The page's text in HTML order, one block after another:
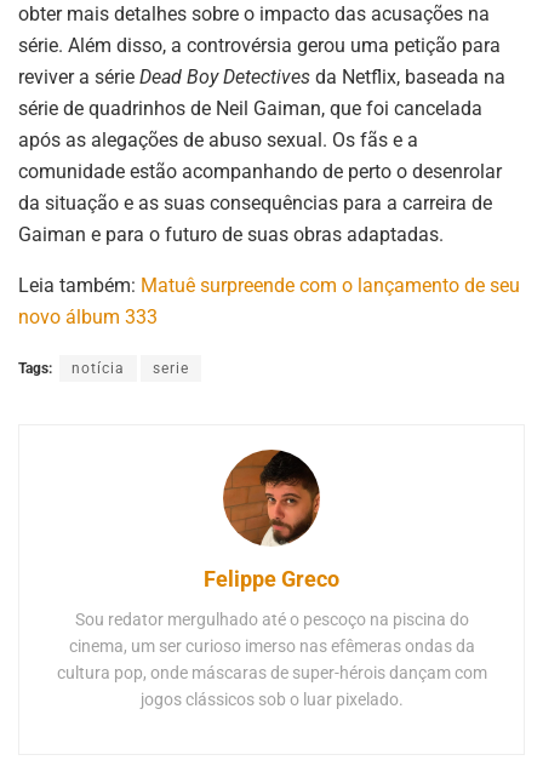
obter mais detalhes sobre o impacto das acusações na
série. Além disso, a controvérsia gerou uma petição para
reviver a série Dead Boy Detectives da Netflix, baseada na
série de quadrinhos de Neil Gaiman, que foi cancelada
após as alegações de abuso sexual. Os fãs e a
comunidade estão acompanhando de perto o desenrolar
da situação e as suas consequências para a carreira de
Gaiman e para o futuro de suas obras adaptadas.
Leia também: Matuê surpreende com o lançamento de seu
novo álbum 333
Tags: notícia serie
Felippe Greco
Sou redator mergulhado até o pescoço na piscina do
cinema, um ser curioso imerso nas efêmeras ondas da
cultura pop, onde máscaras de super-hérois dançam com
jogos clássicos sob o luar pixelado.